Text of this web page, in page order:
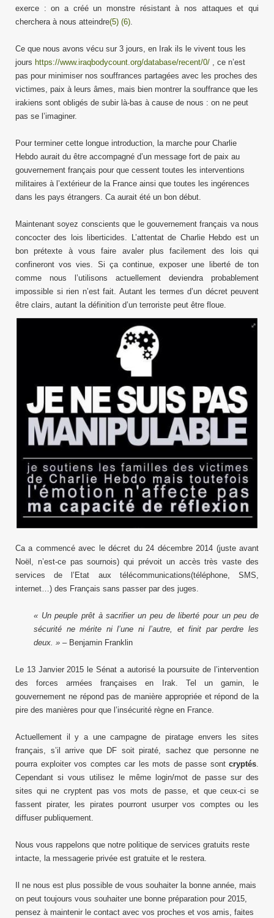
exerce : on a créé un monstre résistant à nos attaques et qui
cherchera à nous atteindre(5) (6)
Ce que nous avons vécu sur 3 jours, en Irak ils le vivent tous les
jours https://www.iraqbodycount.org/database/recent/0/ , ce n’est
pas pour minimiser nos souffrances partagées avec les proches des
victimes, paix à leurs âmes, mais bien montrer la souffrance que les
irakiens sont obligés de subir là-bas à cause de nous : on ne peut
pas se l’imaginer.
Pour terminer cette longue introduction, la marche pour Charlie
Hebdo aurait du être accompagné d’un message fort de paix au
gouvernement français pour que cessent toutes les interventions
militaires à l’extérieur de la France ainsi que toutes les ingérences
dans les pays étrangers. Ca aurait été un bon début.
Maintenant soyez conscients que le gouvernement français va nous
concocter des lois liberticides. L’attentat de Charlie Hebdo est un
bon prétexte à vous faire avaler plus facilement des lois qui
confineront vos vies. Si ça continue, exposer une liberté de ton
comme nous l’utilisons actuellement deviendra probablement
impossible si rien n’est fait. Autant les termes d’un décret peuvent
être clairs, autant la définition d’un terroriste peut être floue.
Ca a commencé avec le décret du 24 décembre 2014 (juste avant
Noël, n’est-ce pas sournois) qui prévoit un accès très vaste des
services de l’Etat aux télécommunications(téléphone, SMS,
internet…) des Français sans passer par des juges.
« Un peuple prêt à sacrifier un peu de liberté pour un peu de
sécurité ne mérite ni l’une ni l’autre, et finit par perdre les
deux. » – Benjamin Franklin
Le 13 Janvier 2015 le Sénat a autorisé la poursuite de l’intervention
des forces armées françaises en Irak. Tel un gamin, le
gouvernement ne répond pas de manière appropriée et répond de la
pire des manières pour que l’insécurité règne en France.
Actuellement il y a une campagne de piratage envers les sites
français, s’il arrive que DF soit piraté, sachez que personne ne
pourra exploiter vos comptes car les mots de passe sont cryptés.
Cependant si vous utilisez le même login/mot de passe sur des
sites qui ne cryptent pas vos mots de passe, et que ceux-ci se
fassent pirater, les pirates pourront usurper vos comptes ou les
diffuser publiquement.
Nous vous rappelons que notre politique de services gratuits reste
intacte, la messagerie privée est gratuite et le restera.
Il ne nous est plus possible de vous souhaiter la bonne année, mais
on peut toujours vous souhaiter une bonne préparation pour 2015,
pensez à maintenir le contact avec vos proches et vos amis, faites